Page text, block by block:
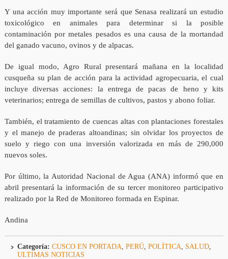
Y una acción muy importante será que Senasa realizará un estudio
toxicológico en animales para determinar si la posible
contaminación por metales pesados es una causa de la mortandad
del ganado vacuno, ovinos y de alpacas.
De igual modo, Agro Rural presentará mañana en la localidad
cusqueña su plan de acción para la actividad agropecuaria, el cual
incluye diversas acciones: la entrega de pacas de heno y kits
veterinarios; entrega de semillas de cultivos, pastos y abono foliar.
También, el tratamiento de cuencas altas con plantaciones forestales
y el manejo de praderas altoandinas; sin olvidar los proyectos de
suelo y riego con una inversión valorizada en más de 290,000
nuevos soles.
Por último, la Autoridad Nacional de Agua (ANA) informó que en
abril presentará la información de su tercer monitoreo participativo
realizado por la Red de Monitoreo formada en Espinar.
Andina
Categoría: CUSCO EN PORTADA PERÚ, POLÍTICA SALUD,
ULTIMAS NOTICIAS